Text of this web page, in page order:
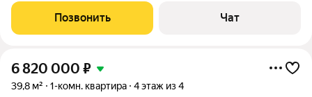
сделан косметический ремонт 2024 г. Лоджия
застекленная,красивый вид из
Позвонить Чат
6 820 000 ₽
39,8 м² 1-комн. квартира 4 этаж из 4